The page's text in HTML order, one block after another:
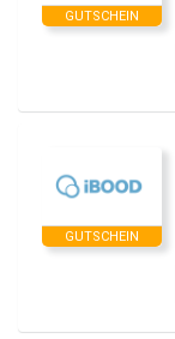
GUTSCHEIN
GUTSCHEIN